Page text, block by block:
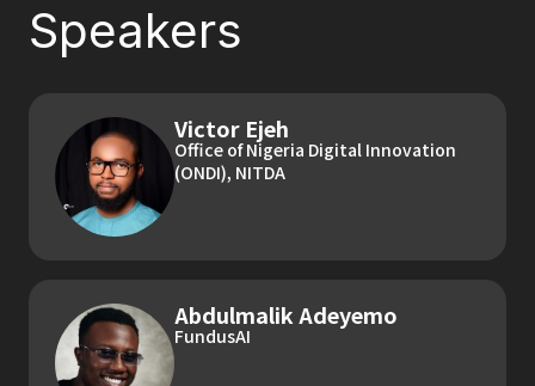
Speakers
Victor Ejeh
Office of Nigeria Digital Innovation
(ONDI), NITDA
Abdulmalik Adeyemo
FundusAI